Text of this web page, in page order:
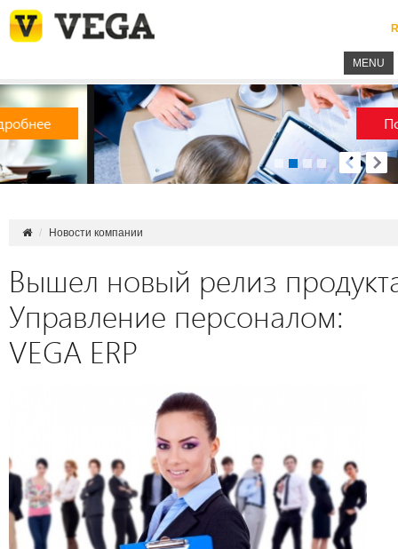
MENU
Подробнее
Новости компании
Вышел новый релиз
Управление персоналом:
VEGA ERP